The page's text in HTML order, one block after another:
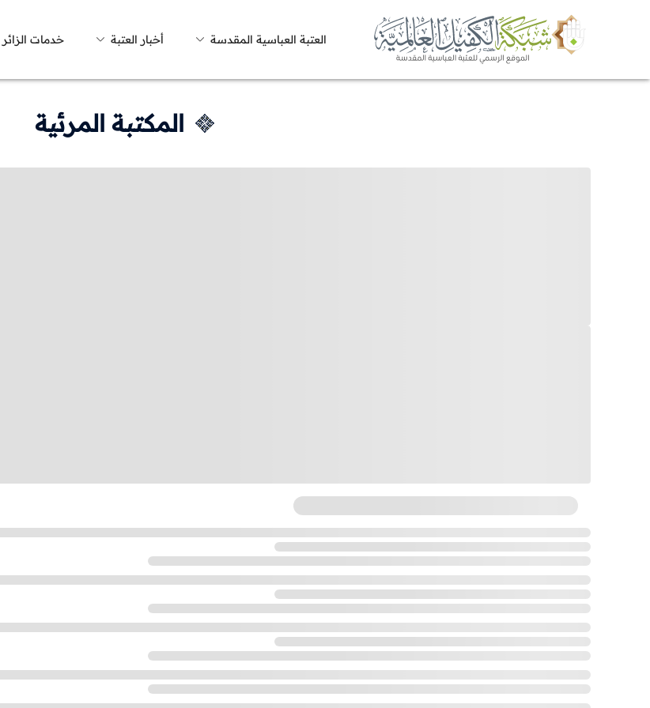
العتبة العباسية المقدسة أخبار العتبة خدمات الزائر
المكتبة المرئية